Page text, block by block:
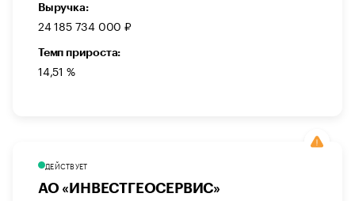
Выручка:
24 185 734 000 ₽
Темп прироста:
14,51 %
ДЕЙСТВУЕТ
АО «ИНВЕСТГЕОСЕРВИС»